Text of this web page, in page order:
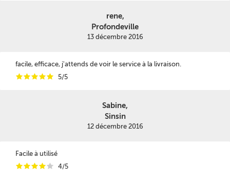
rene,
Profondeville
13 décembre 2016
facile, efficace, j'attends de voir le service à la livraison.
iiiii 5/5
Sabine,
Sinsin
12 décembre 2016
Facile à utilisé
iiiii 4/5